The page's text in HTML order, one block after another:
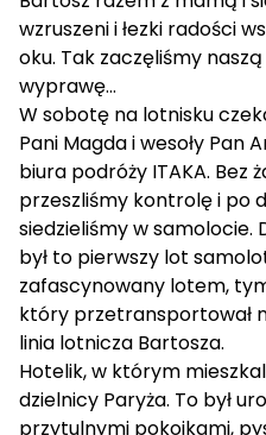
wzruszeni i łezki radości
oku. Tak zaczęliśmy
wyprawę…
W sobotę na lotnisku
Pani Magda i wesoły Pan
biura podróży ITAKA. Bez
przeszliśmy kontrolę i po
siedzieliśmy w samolocie.
był to pierwszy lot
zafascynowany lotem, tym
który przetransportował
linia lotnicza Bartosza.
Hotelik, w którym
dzielnicy Paryża. To był
przytulnymi pokoikami,